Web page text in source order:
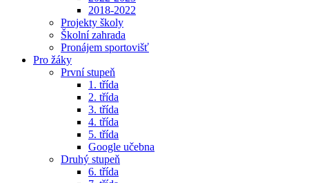
2018-2022
Projekty školy
Školní zahrada
Pronájem sportovišť
Pro žáky
První stupeň
1. třída
2. třída
3. třída
4. třída
5. třída
Google učebna
Druhý stupeň
6. třída